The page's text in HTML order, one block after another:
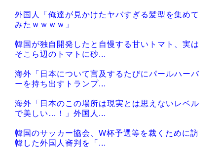
外国人「俺達が見かけたヤバすぎる髪型を集めて
みたｗｗｗｗ」
韓国が独自開発したと自慢する甘いトマト、実は
そこら辺のトマトに砂...
海外「日本について言及するたびにパールハーバ
ーを持ち出すトランプ...
海外「日本のこの場所は現実とは思えないレベル
で美しい…！」外国人...
韓国のサッカー協会、W杯予選等を裁くために訪
韓した外国人審判を「...